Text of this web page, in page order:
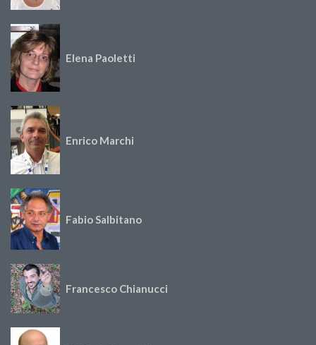
Elena Paoletti
Enrico Marchi
Fabio Salbitano
Francesco Chianucci